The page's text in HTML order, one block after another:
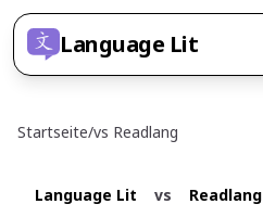
Language Lit
Startseite/vs Readlang
Language Lit vs Readlang